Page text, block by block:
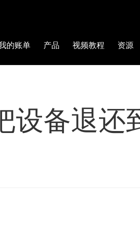
的账单 产品 视频教程 资源
设备退还